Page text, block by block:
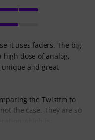
it uses faders. The big
dose of analog,
and great
the Twistfm to
the case. They are so